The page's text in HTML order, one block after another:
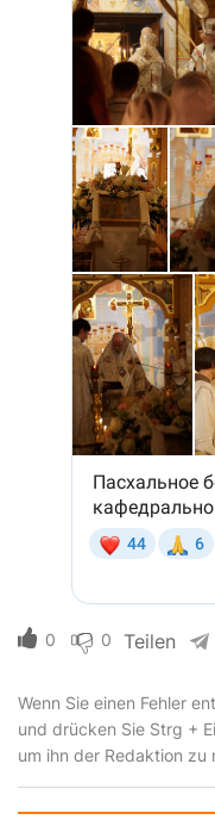
0 0 Teilen
Wenn Sie einen Fehler
und drücken Sie Strg +
um ihn der Redaktion zu